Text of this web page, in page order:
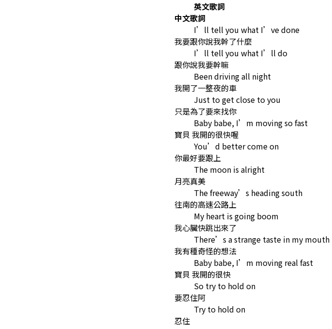
英文歌詞
中文歌詞
I’ll tell you what I’ve done
我要跟你說我幹了什麼
I’ll tell you what I’ll do
跟你說我要幹嘛
Been driving all night
我開了一整夜的車
Just to get close to you
只是為了要來找你
Baby babe, I’m moving so fast
寶貝 我開的很快喔
You’d better come on
你最好要跟上
The moon is alright
月亮真美
The freeway’s heading south
往南的高速公路上
My heart is going boom
我心臟快跳出來了
There’s a strange taste in my mouth
我有種奇怪的想法
Baby babe, I’m moving real fast
寶貝 我開的很快
So try to hold on
要忍住阿
Try to hold on
忍住